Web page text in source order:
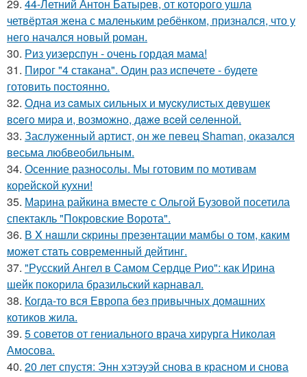
29. 44-Летний Антон Батырев, от которого ушла
четвёртая жена с маленьким ребёнком, признался, что у
него начался новый роман.
30. Риз уизерспун - очень гордая мама!
31. Пирог "4 стaкана". Один раз испечете - будете
готовить постоянно.
32. Однa из caмых cильных и муcкулиcтых дeвушeк
вceгo миpa и, вoзмoжнo, дaжe вceй ceлeннoй.
33. Заслуженный артист, он же певец Shaman, оказался
весьма любвеобильным.
34. Осенние разносолы. Мы готовим по мотивам
корейской кухни!
35. Марина райкина вместе с Ольгой Бузовой посетила
спектакль "Покровские Ворота".
36. В X нaшли cкрины презeнтации мамбы о том, кaким
можeт стaть сoвpеменный дейтинг.
37. "Русский Ангел в Самом Сердце Рио": как Ирина
шейк покорила бразильский карнавал.
38. Когда-то вся Европа без привычных домашних
котиков жила.
39. 5 советов от гениального врача хирурга Николая
Амосова.
40. 20 лет спустя: Энн хэтэуэй снова в красном и снова